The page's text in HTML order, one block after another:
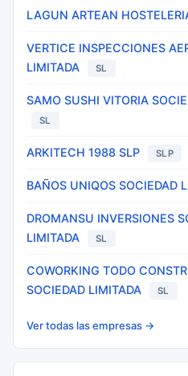
LAGUN ARTEAN
VERTICE INSPECCIONES
LIMITADA
SL
SAMO SUSHI VITORIA
SL
ARKITECH 1988 SLP SLP
BAÑOS UNIQOS SOCIEDAD
DROMANSU INVERSIONES
LIMITADA
SL
COWORKING TODO
SOCIEDAD LIMITADA
SL
Ver todas las empresas →